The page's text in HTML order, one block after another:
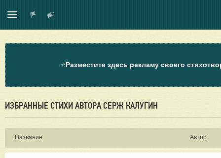
⭐Разместите здесь рекламу своего
ИЗБРАННЫЕ СТИХИ АВТОРА СЕРЖ КАЛУГИН
Название Автор